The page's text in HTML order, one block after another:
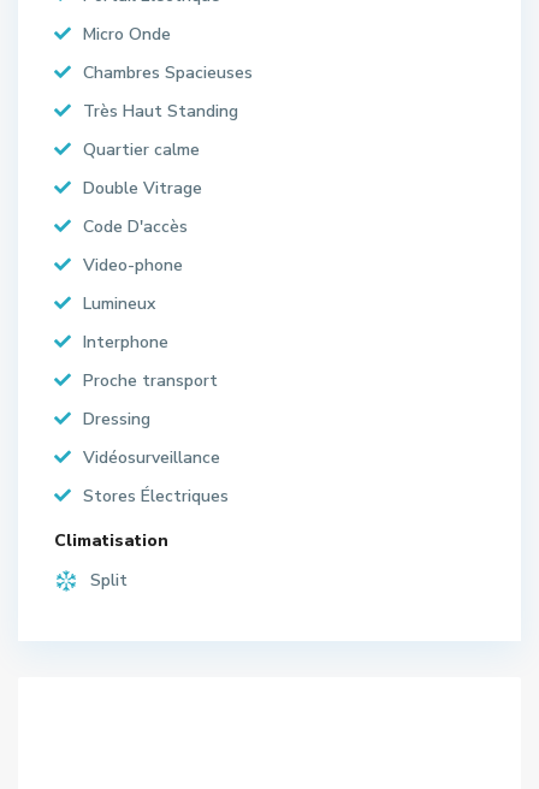
Micro Onde
Chambres Spacieuses
Très Haut Standing
Quartier calme
Double Vitrage
Code D'accès
Video-phone
Lumineux
Interphone
Proche transport
Dressing
Vidéosurveillance
Stores Électriques
Climatisation
Split